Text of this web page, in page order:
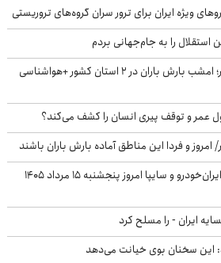
ویژه ایران برای ترور سران گروه‌های تروریستی
استقلال را به جام‌جهانی بردم
نفوذ جریان بارش‌زا به کشور؛ امشب بارش باران در ۲ استان کشور +هواشناسی
و فردا این مناطق آماده بارش باران باشند
تغییر تند قیمت محصولات ایران‌خودرو و سایپا امروز پنجشنبه ۱۵ مرداد ۱۴۰۵
ایران - را مسلح کرد
این سخنان بوی خیانت می‌دهد